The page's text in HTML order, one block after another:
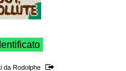
da Rodolphe